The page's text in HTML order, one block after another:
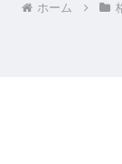
ホーム